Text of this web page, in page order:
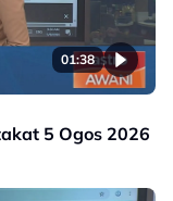
01:38
5 Ogos 2026